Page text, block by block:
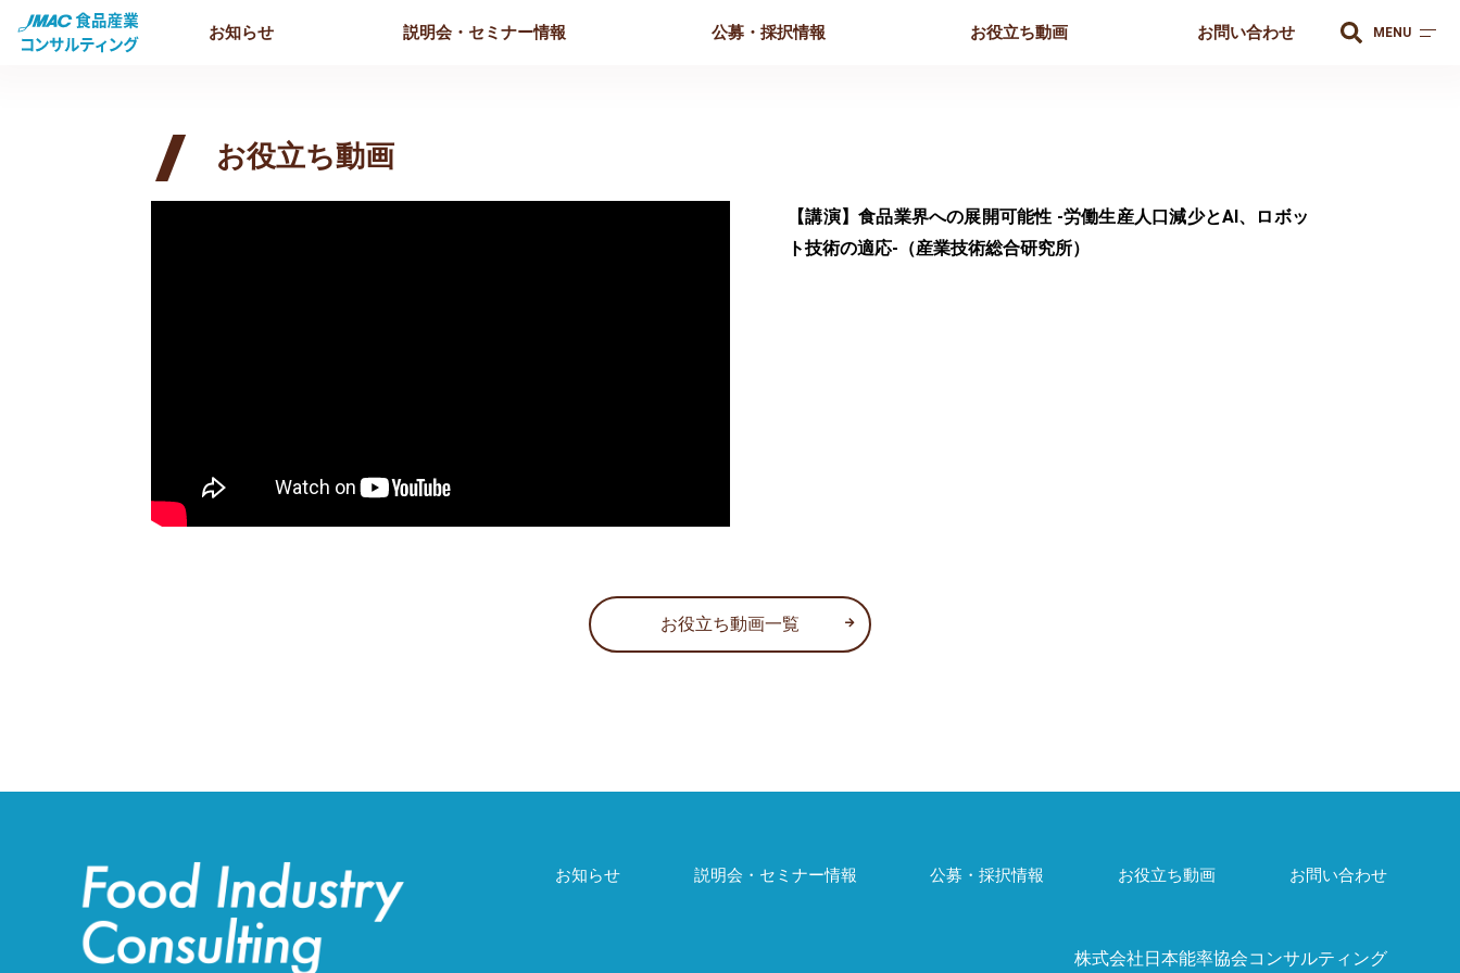
お知らせ 説明会・セミナー情報 公募・採択情報 お役立ち動画 お問い合わせ MENU
お役立ち動画
【講演】食品業界への展開可能性 -労働生産人口減少とAI、ロボッ
ト技術の適応-（産業技術総合研究所）
お役立ち動画一覧
お知らせ 説明会・セミナー情報 公募・採択情報 お役立ち動画 お問い合わせ
株式会社日本能率協会コンサルティング